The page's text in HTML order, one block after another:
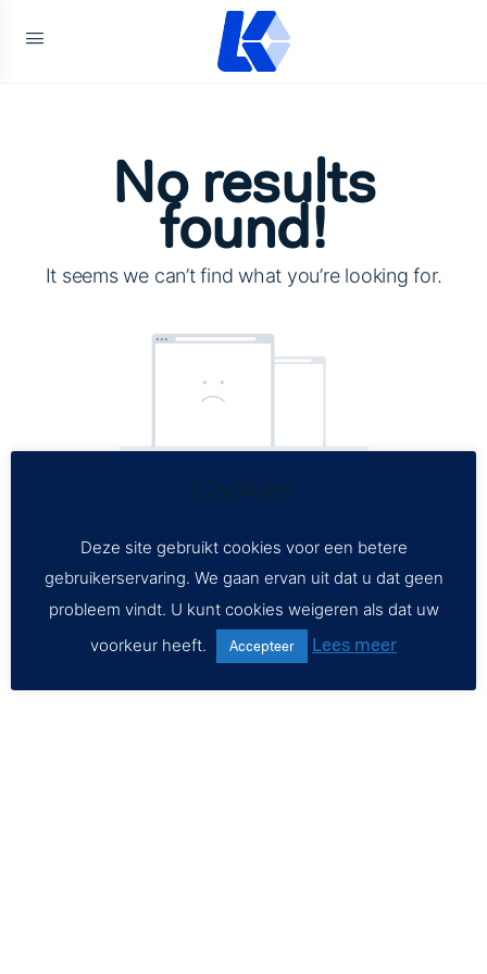
No results
found!
It seems we can’t find what you’re looking for.
Cookies
Deze site gebruikt cookies voor een betere
gebruikerservaring. We gaan ervan uit dat u dat geen
probleem vindt. U kunt cookies weigeren als dat uw
voorkeur heeft.
Accepteer Lees meer